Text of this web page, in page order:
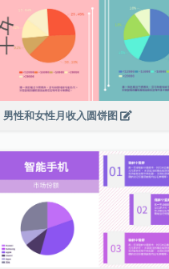
男性和女性月收入圆饼图